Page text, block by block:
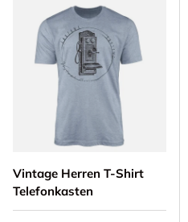
Vintage Herren T-Shirt
Telefonkasten